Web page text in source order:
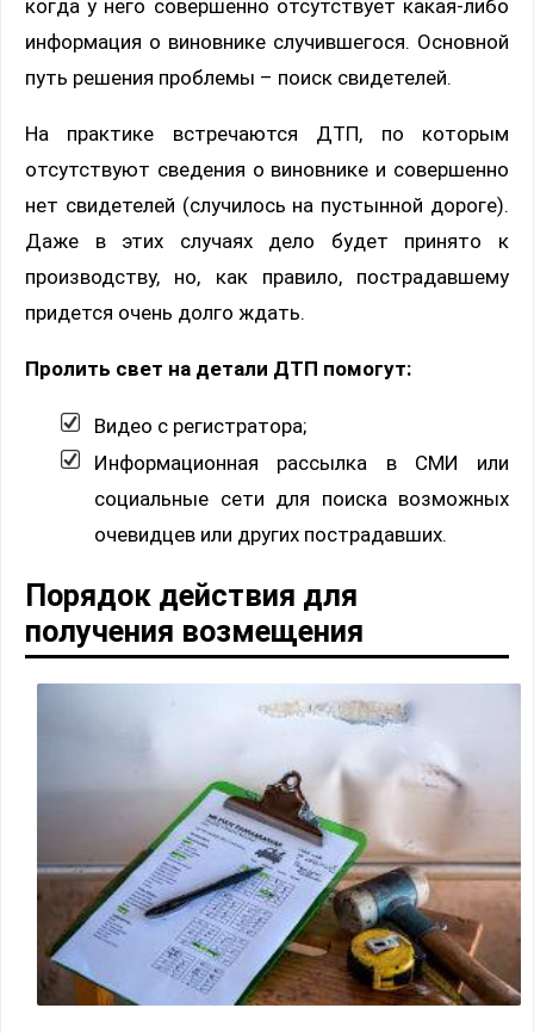
когда у него совершенно отсутствует какая-либо
информация о виновнике случившегося. Основной
путь решения проблемы – поиск свидетелей.
На практике встречаются ДТП, по которым
отсутствуют сведения о виновнике и совершенно
нет свидетелей (случилось на пустынной дороге).
Даже в этих случаях дело будет принято к
производству, но, как правило, пострадавшему
придется очень долго ждать.
Пролить свет на детали ДТП помогут:
Видео с регистратора;
Информационная рассылка в СМИ или
социальные сети для поиска возможных
очевидцев или других пострадавших.
Порядок действия для
получения возмещения